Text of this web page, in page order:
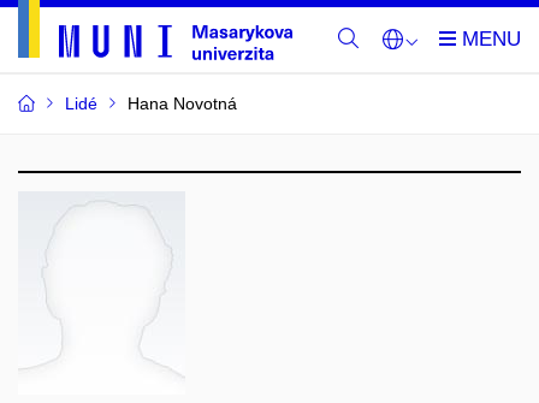
Lidé Hana Novotná